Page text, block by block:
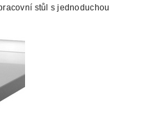
stůl s jednoduchou